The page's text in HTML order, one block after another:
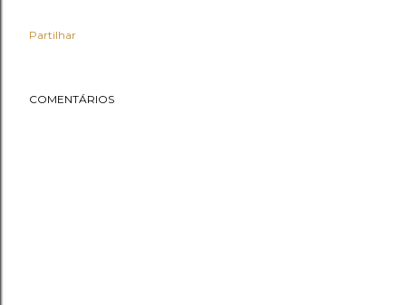
Partilhar
COMENTÁRIOS